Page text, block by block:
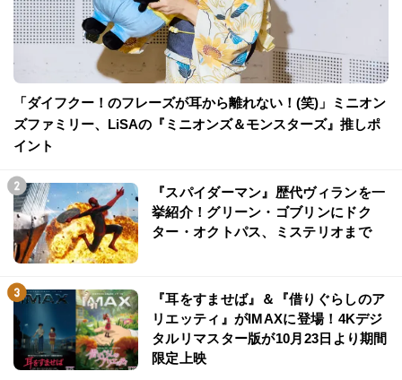
「ダイフクー！のフレーズが耳から離れない！(笑)」ミニオン
ズファミリー、LiSAの『ミニオンズ＆モンスターズ』推しポ
イント
『スパイダーマン』歴代ヴィランを一
挙紹介！グリーン・ゴブリンにドク
ター・オクトパス、ミステリオまで
『耳をすませば』＆『借りぐらしのア
リエッティ』がIMAXに登場！4Kデジ
タルリマスター版が10月23日より期間
限定上映